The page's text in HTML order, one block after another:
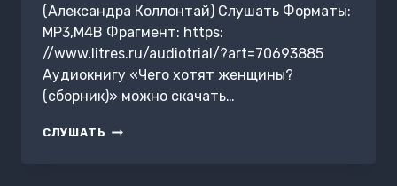
ДЮФЛО
(Александра Коллонтай) Слушать Форматы:
MP3,M4B Фрагмент: https:
//www.litres.ru/audiotrial/?art=70693885
Аудиокнигу «Чего хотят женщины?
(сборник)» можно скачать…
СЛУШАТЬ ЧЕГО